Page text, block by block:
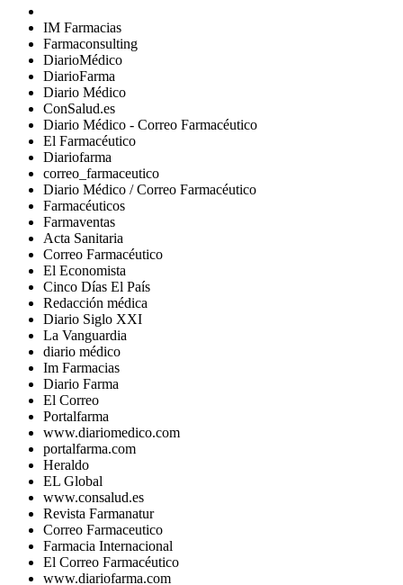
IM Farmacias
Farmaconsulting
DiarioMédico
DiarioFarma
Diario Médico
ConSalud.es
Diario Médico - Correo Farmacéutico
El Farmacéutico
Diariofarma
correo_farmaceutico
Diario Médico / Correo Farmacéutico
Farmacéuticos
Farmaventas
Acta Sanitaria
Correo Farmacéutico
El Economista
Cinco Días El País
Redacción médica
Diario Siglo XXI
La Vanguardia
diario médico
Im Farmacias
Diario Farma
El Correo
Portalfarma
www.diariomedico.com
portalfarma.com
Heraldo
EL Global
www.consalud.es
Revista Farmanatur
Correo Farmaceutico
Farmacia Internacional
El Correo Farmacéutico
www.diariofarma.com